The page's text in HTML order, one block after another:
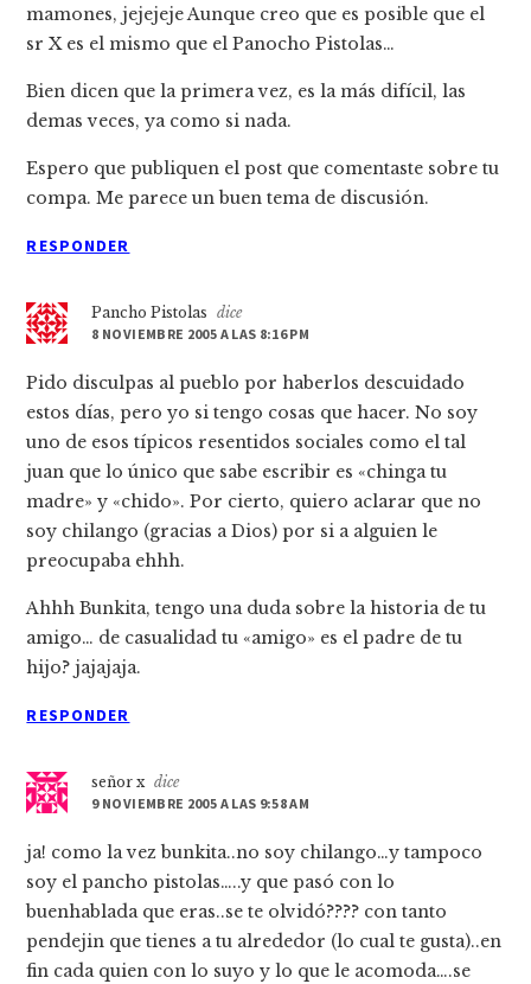
mamones, jejejeje Aunque creo que es posible que el
sr X es el mismo que el Panocho Pistolas…
Bien dicen que la primera vez, es la más difí­cil, las
demas veces, ya como si nada.
Espero que publiquen el post que comentaste sobre tu
compa. Me parece un buen tema de discusión.
RESPONDER
Pancho Pistolas
dice
8 NOVIEMBRE 2005 A LAS 8:16 PM
Pido disculpas al pueblo por haberlos descuidado
estos dí­as, pero yo si tengo cosas que hacer. No soy
uno de esos tí­picos resentidos sociales como el tal
juan que lo único que sabe escribir es «chinga tu
madre» y «chido». Por cierto, quiero aclarar que no
soy chilango (gracias a Dios) por si a alguien le
preocupaba ehhh.
Ahhh Bunkita, tengo una duda sobre la historia de tu
amigo… de casualidad tu «amigo» es el padre de tu
hijo? jajajaja.
RESPONDER
señor x dice
9 NOVIEMBRE 2005 A LAS 9:58 AM
ja! como la vez bunkita..no soy chilango…y tampoco
soy el pancho pistolas…..y que pasó con lo
buenhablada que eras..se te olvidó???? con tanto
pendejin que tienes a tu alrededor (lo cual te gusta)..en
fin cada quien con lo suyo y lo que le acomoda….se